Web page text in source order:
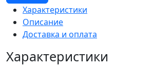
Характеристики
Описание
Доставка и оплата
Характеристики